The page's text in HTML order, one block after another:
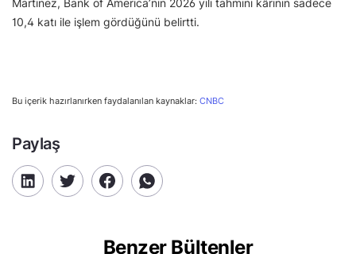
10,4 katı ile işlem gördüğünü belirtti.
Bu içerik hazırlanırken faydalanılan kaynaklar: CNBC
Paylaş
Benzer Bültenler